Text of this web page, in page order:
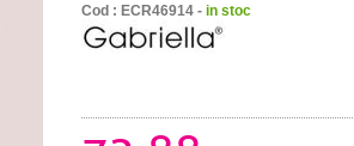
Cod : ECR46914 - in stoc